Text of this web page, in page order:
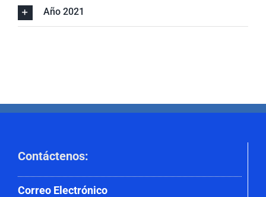
Año 2021
Contáctenos:
Correo Electrónico